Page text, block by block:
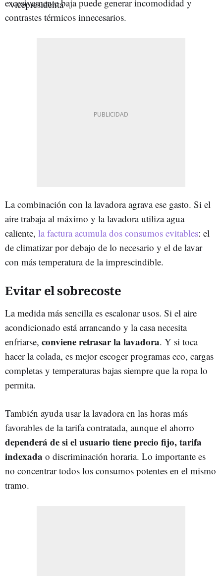
excesivamente baja puede generar incomodidad y
contrastes térmicos innecesarios.
La combinación con la lavadora agrava ese gasto. Si el
aire trabaja al máximo y la lavadora utiliza agua
caliente, la factura acumula dos consumos evitables: el
de climatizar por debajo de lo necesario y el de lavar
con más temperatura de la imprescindible.
Evitar el sobrecoste
La medida más sencilla es escalonar usos. Si el aire
acondicionado está arrancando y la casa necesita
enfriarse, conviene retrasar la lavadora. Y si toca
hacer la colada, es mejor escoger programas eco, cargas
completas y temperaturas bajas siempre que la ropa lo
permita.
También ayuda usar la lavadora en las horas más
favorables de la tarifa contratada, aunque el ahorro
dependerá de si el usuario tiene precio fijo, tarifa
indexada o discriminación horaria. Lo importante es
no concentrar todos los consumos potentes en el mismo
tramo.